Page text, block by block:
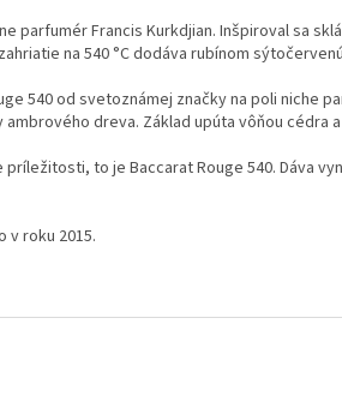
parfumér Francis Kurkdjian. Inšpiroval sa
na 540 °C dodáva rubínom
540 od svetoznámej značky na poli niche
dreva. Základ upúta vôňou cédra
príležitosti, to je Baccarat Rouge 540. Dáva
v roku 2015.